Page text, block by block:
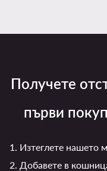
Получете
първи
1. Изтеглете нашето
2. Добавете в